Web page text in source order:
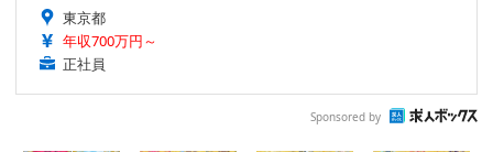
東京都
年収700万円～
正社員
Sponsored by